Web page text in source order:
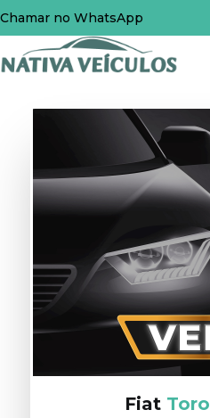
Chamar no WhatsApp
Fiat Toro